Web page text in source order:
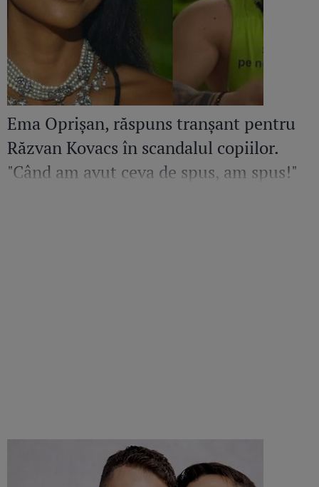
Ema Oprișan, răspuns tranșant pentru
Răzvan Kovacs în scandalul copiilor.
"Când am avut ceva de spus, am spus!"